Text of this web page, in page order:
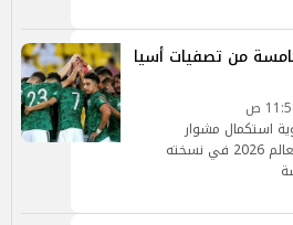
من تصفيات أسيا
استكمال مشوار
التصفيات المؤهلة إلى كأس العالم 2026 في نسخته